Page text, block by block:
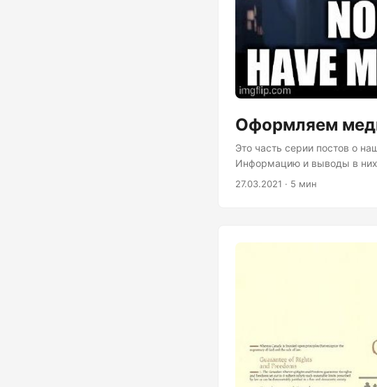
Оформляем
Это часть серии постов о
Информацию и выводы в них
разные, да и информация
27.03.2021 · 5 мин